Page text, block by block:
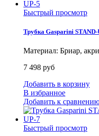
Быстрый просмотр
Трубка Gasparini
Материал: Бриар,
7 498 руб
Добавить в корзину
В избранное
Добавить к
Быстрый просмотр